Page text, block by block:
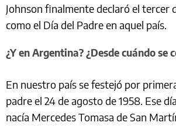
Johnson finalmente declaró el tercer
como el Día del Padre en aquel país.
¿Y en Argentina? ¿Desde cuándo se
En nuestro país se festejó por
padre el 24 de agosto de 1958. Ese
nacía Mercedes Tomasa de San